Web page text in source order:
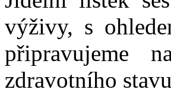
výživy, s
připravujeme
zdravotního